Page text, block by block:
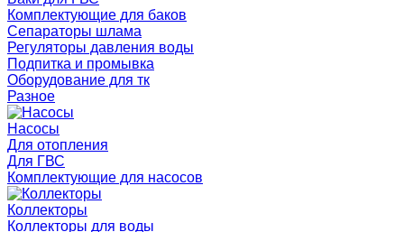
Комплектующие для баков
Сепараторы шлама
Регуляторы давления воды
Подпитка и промывка
Оборудование для тк
Разное
Насосы
Для отопления
Для ГВС
Комплектующие для насосов
Коллекторы
Коллекторы для воды